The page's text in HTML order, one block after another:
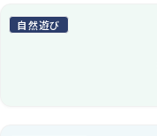
自然遊び